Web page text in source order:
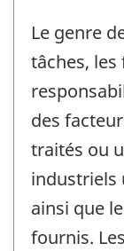
Le genre
tâches,
des
traités ou
industriels
ainsi que
fournis.